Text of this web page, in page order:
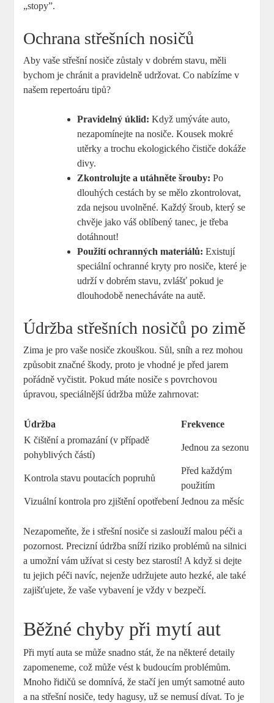
„stopy”.
Ochrana střešních nosičů
Aby vaše střešní nosiče zůstaly v dobrém stavu, měli
bychom je chránit a pravidelně udržovat. Co nabízíme v
našem repertoáru tipů?
Pravidelný úklid: Když umýváte auto,
nezapomínejte na nosiče. Kousek mokré
utěrky a trochu ekologického čističe dokáže
divy.
Zkontrolujte a utáhněte šrouby: Po
dlouhých cestách by se mělo zkontrolovat,
zda nejsou uvolněné. Každý šroub, který se
chvěje jako váš oblíbený tanec, je třeba
dotáhnout!
Použití ochranných materiálů: Existují
speciální ochranné kryty pro nosiče, které je
udrží v dobrém stavu, zvlášť pokud je
dlouhodobě nenecháváte na autě.
Údržba střešních nosičů po zimě
Zima je pro vaše nosiče zkouškou. Sůl, sníh a rez mohou
způsobit značné škody, proto je vhodné je před jarem
pořádně vyčistit. Pokud máte nosiče s povrchovou
úpravou, speciálnější údržba může zahrnovat:
Údržba
Frekvence
K čištění a promazání (v případě
pohyblivých částí)
Jednou za sezonu
Kontrola stavu poutacích popruhů
Před každým
použitím
Vizuální kontrola pro zjištění opotřebení Jednou za měsíc
Nezapomeňte, že i střešní nosiče si zaslouží malou péči a
pozornost. Precizní údržba sníží riziko problémů na silnici
a umožní vám užívat si cesty bez starostí! A když si dejte
tu jejich péči navíc, nejenže udržujete auto hezké, ale také
zajišťujete, že vaše vybavení je vždy v bezpečí.
Běžné chyby při mytí aut
Při mytí auta se může snadno stát, že na některé detaily
zapomeneme, což může vést k budoucím problémům.
Mnoho řidičů se domnívá, že stačí jen umýt samotné auto
a na střešní nosiče, tedy hagusy, už se nemusí dívat. To je